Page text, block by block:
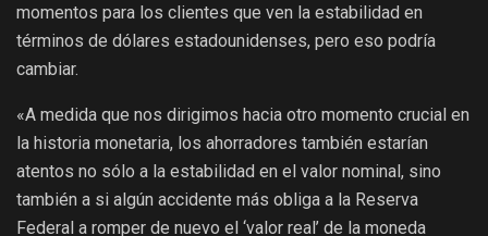
momentos para los clientes que ven la estabilidad en
términos de dólares estadounidenses, pero eso podría
cambiar.
«A medida que nos dirigimos hacia otro momento crucial en
la historia monetaria, los ahorradores también estarían
atentos no sólo a la estabilidad en el valor nominal, sino
también a si algún accidente más obliga a la Reserva
Federal a romper de nuevo el ‘valor real’ de la moneda